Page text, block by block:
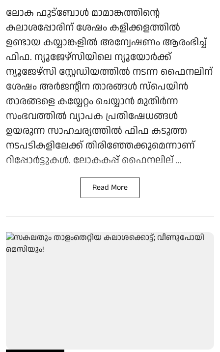
ലോക ഫുട്‌ബോള്‍ മാമാങ്കത്തിന്റെ
കലാശപ്പോരിന് ശേഷം കളിക്കളത്തില്‍
ഉണ്ടായ കയ്യാങ്കളില്‍ അന്വേഷണം ആരംഭിച്ച്
ഫിഫ. ന്യൂജേഴ്സിയിലെ ന്യൂയോര്‍ക്ക്
ന്യൂജേഴ്സി സ്റ്റേഡിയത്തില്‍ നടന്ന ഫൈനലിന്
ശേഷം അര്‍ജന്റീന താരങ്ങള്‍ സ്‌പെയിന്‍
താരങ്ങളെ കയ്യേറ്റം ചെയ്യാന്‍ മുതിര്‍ന്ന
സംഭവത്തില്‍ വ്യാപക പ്രതിഷേധങ്ങള്‍
ഉയരുന്ന സാഹചര്യത്തില്‍ ഫിഫ കടുത്ത
നടപടികളിലേക്ക് തിരിഞ്ഞേക്കുമെന്നാണ്
റിപ്പോര്‍ട്ടുകള്‍. ലോകകപ്പ് ഫൈനലില് ...
Read More